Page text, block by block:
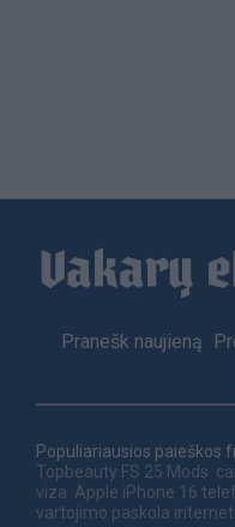
Footer
Pranešk naujieną
Populiariausios paieškos
Topbeauty FS 25 Mods
viza Apple iPhone 16
vartojimo paskola